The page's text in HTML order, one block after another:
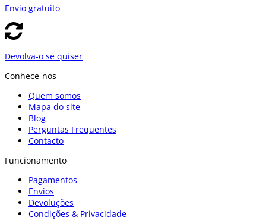
Envío gratuito
Devolva-o se quiser
Conhece-nos
Quem somos
Mapa do site
Blog
Perguntas Frequentes
Contacto
Funcionamento
Pagamentos
Envios
Devoluções
Condições & Privacidade